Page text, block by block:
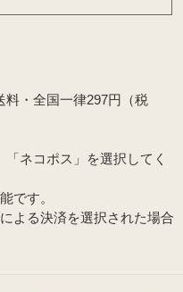
料・全国一律297円（税
ネコポス」を選択してく
です。
よる決済を選択された場合